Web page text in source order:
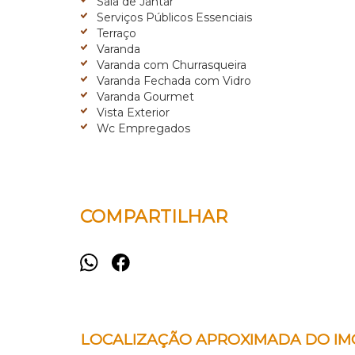
Serviços Públicos Essenciais
Terraço
Varanda
Varanda com Churrasqueira
Varanda Fechada com Vidro
Varanda Gourmet
Vista Exterior
Wc Empregados
COMPARTILHAR
LOCALIZAÇÃO APROXIMADA DO